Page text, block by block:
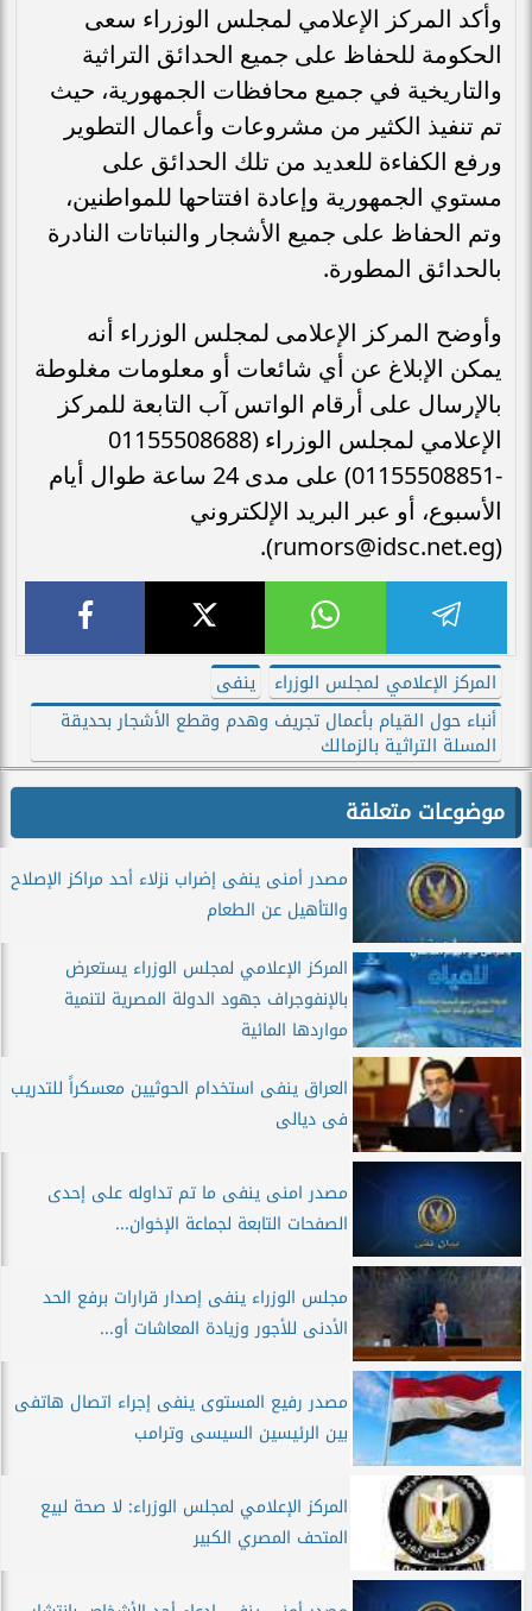
وأكد المركز الإعلامي لمجلس الوزراء سعى
الحكومة للحفاظ على جميع الحدائق التراثية
والتاريخية في جميع محافظات الجمهورية، حيث
تم تنفيذ الكثير من مشروعات وأعمال التطوير
ورفع الكفاءة للعديد من تلك الحدائق على
مستوي الجمهورية وإعادة افتتاحها للمواطنين،
وتم الحفاظ على جميع الأشجار والنباتات النادرة
بالحدائق المطورة.
وأوضح المركز الإعلامى لمجلس الوزراء أنه
يمكن الإبلاغ عن أي شائعات أو معلومات مغلوطة
بالإرسال على أرقام الواتس آب التابعة للمركز
الإعلامي لمجلس الوزراء (01155508688
-01155508851) على مدى 24 ساعة طوال أيام
الأسبوع، أو عبر البريد الإلكتروني
(rumors@idsc.net.eg).
المركز الإعلامي لمجلس الوزراء
ينفى
أنباء حول القيام بأعمال تجريف وهدم وقطع الأشجار بحديقة
المسلة التراثية بالزمالك
موضوعات متعلقة
مصدر أمنى ينفى إضراب نزلاء أحد مراكز الإصلاح
والتأهيل عن الطعام
المركز الإعلامي لمجلس الوزراء يستعرض
بالإنفوجراف جهود الدولة المصرية لتنمية
مواردها المائية
العراق ينفى استخدام الحوثيين معسكراً للتدريب
فى ديالى
مصدر امنى ينفى ما تم تداوله على إحدى
الصفحات التابعة لجماعة الإخوان...
مجلس الوزراء ينفى إصدار قرارات برفع الحد
الأدنى للأجور وزيادة المعاشات أو...
مصدر رفيع المستوى ينفى إجراء اتصال هاتفى
بين الرئيسين السيسى وترامب
المركز الإعلامي لمجلس الوزراء: لا صحة لبيع
المتحف المصري الكبير